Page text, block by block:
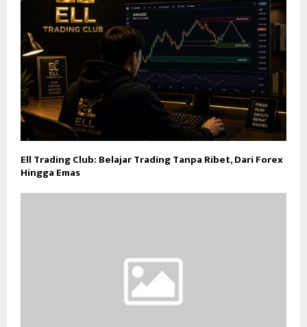
Ell Trading Club: Belajar Trading Tanpa Ribet, Dari Forex
Hingga Emas